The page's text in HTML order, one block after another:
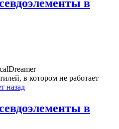
в
в котором не работает
назад
в